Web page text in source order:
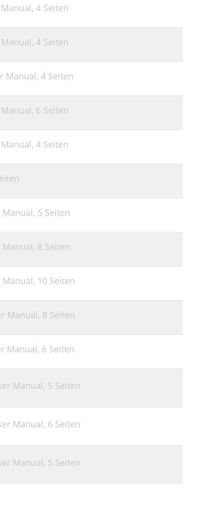
4 Seiten
4 Seiten
Manual, 4 Seiten
6 Seiten
4 Seiten
Manual, 5 Seiten
Manual, 8 Seiten
Manual, 10 Seiten
Manual, 8 Seiten
Manual, 6 Seiten
Manual, 5 Seiten
Manual, 6 Seiten
Manual, 5 Seiten